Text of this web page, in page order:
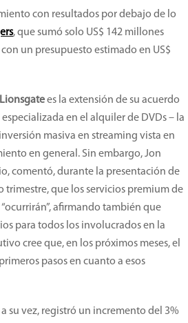
con resultados por debajo de lo
, que sumó solo US$ 142 millones
un presupuesto estimado en US$
Lionsgatees la extensión de su acuerdo
especializada en el alquiler de DVDs – la
masiva en streaming vista en
en general. Sin embargo, Jon
comentó, durante la presentación de
trimestre, que los servicios premium de
“ocurrirán”, afirmando también que
para todos los involucrados en la
cree que, en los próximos meses, el
pasos en cuanto a esos
a su vez, registró un incremento del 3%